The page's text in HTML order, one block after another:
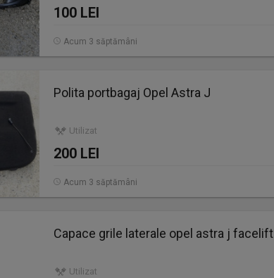
100 LEI
Acum 3 săptămâni
Polita portbagaj Opel Astra J
Utilizat
200 LEI
Acum 3 săptămâni
Capace grile laterale opel astra j facelift
Utilizat